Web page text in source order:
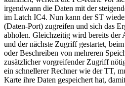
irgendwann die Daten mit der
im Latch IC4. Nun kann der ST
(Daten-Port) zugreifen und sich das
abholen. Gleichzeitig wird bereits der
und der nächste Zugriff gestartet,
oder Beschreiben von mehreren
zusätzlicher vorgreifender Zugriff
ein schnellerer Rechner wie der TT,
Karte ihre Daten gespeichert hat,